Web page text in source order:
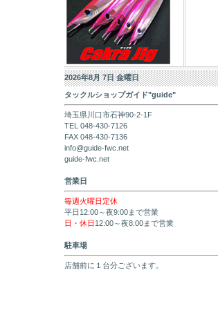
2026年8月 7日 金曜日
タックルショップガイド"guide"
埼玉県川口市石神90-2-1F
TEL 048-430-7126
FAX 048-430-7136
info@guide-fwc.net
guide-fwc.net
営業日
毎週火曜日定休
平日12:00～夜9:00まで営業
日・休日 12:00～夜8:00まで営業
駐車場
店舗前に１台分ございます。